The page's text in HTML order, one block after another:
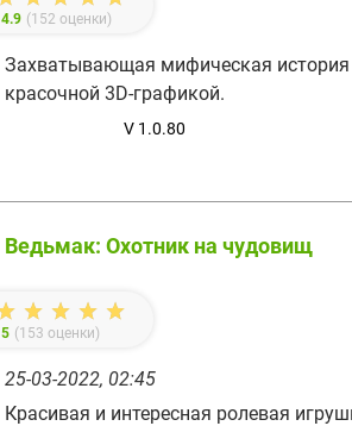
4.9 (152 оценки)
Захватывающая мифическая история
красочной 3D-графикой.
V 1.0.80
Ведьмак: Охотник на чудовищ
5 (153 оценки)
25-03-2022, 02:45
Красивая и интересная ролевая